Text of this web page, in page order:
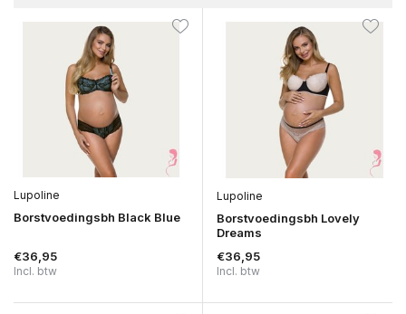
Lupoline
Borstvoedingsbh Black Blue
€36,95
Incl. btw
Lupoline
Borstvoedingsbh Lovely
Dreams
€36,95
Incl. btw